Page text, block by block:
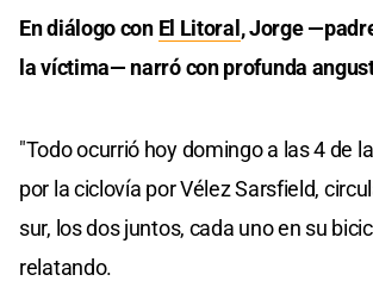
En diálogo con El Litoral, Jorge
la víctima— narró con profunda
"Todo ocurrió hoy domingo a las 4 de
por la ciclovía por Vélez Sarsfield,
sur, los dos juntos, cada uno en su
relatando.